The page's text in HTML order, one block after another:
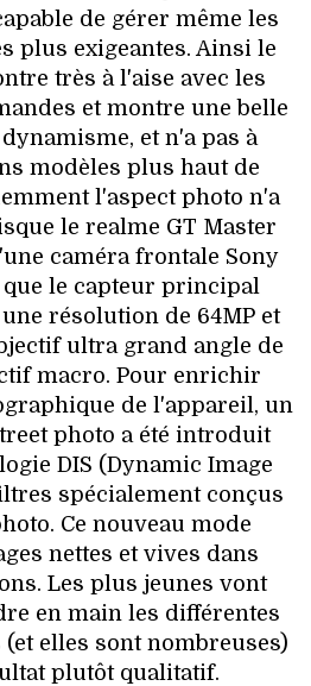
de gérer même les
plus exigeantes. Ainsi le
très à l'aise avec les
et montre une belle
et n'a pas à
modèles plus haut de
l'aspect photo n'a
le realme GT Master
caméra frontale Sony
que le capteur principal
résolution de 64MP et
ultra grand angle de
macro. Pour enrichir
de l'appareil, un
photo a été introduit
DIS (Dynamic Image
spécialement conçus
Ce nouveau mode
nettes et vives dans
Les plus jeunes vont
en main les différentes
elles sont nombreuses)
plutôt qualitatif.